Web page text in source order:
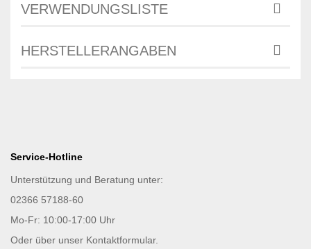
VERWENDUNGSLISTE
HERSTELLERANGABEN
Service-Hotline
Unterstützung und Beratung unter:
02366 57188-60
Mo-Fr: 10:00-17:00 Uhr
Oder über unser Kontaktformular.